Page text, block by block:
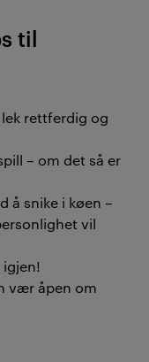
til
rettferdig og
– om det så er
å snike i køen –
vil
vær åpen om